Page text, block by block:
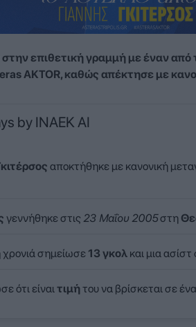
επιθετική γραμμή με έναν
AKTOR, καθώς απέκτησε με
by INAEK AI
αποκτήθηκε με κανονική
γεννήθηκε στις 23 Μαΐου 2005στη
σημείωσε 13 γκολκαι μια ασίστ
ότι είναιτιμήτου να βρίσκεται σε